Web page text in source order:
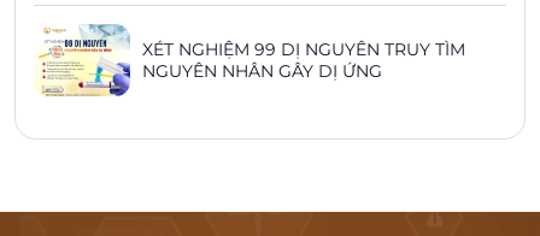
XÉT NGHIỆM 99 DỊ NGUYÊN TRUY TÌM
NGUYÊN NHÂN GÂY DỊ ỨNG